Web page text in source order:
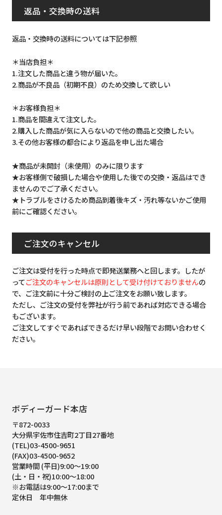
返品・交換時の送料
返品・交換時の送料については下記参照
＊当店負担＊
1.注文した商品と違う物が届いた。
2.商品が不良品（初期不良）のため交換して欲しい
＊お客様負担＊
1.商品を間違えて注文した。
2.購入した商品が気に入らないので他の商品と交換したい。
3.その他お客様の都合により返品を申し出た場合
★商品が未開封（未使用）のみに限ります
★お客様側で破損した場合や使用した後での交換・返品はでき
ませんのでご了承ください。
★トラブルをさけるため商品到着後キズ・汚れ等ないかご使用
前にご確認ください。
ご注文のキャンセル
ご注文は受付を行った時点で即発送業務へと回します。したが
ってご注文のキャンセルは原則として受け付けておりませんの
で、ご注文前に十分ご検討の上ご注文をお願い致します。
ただし、ご注文の受付を弊社が行う前であれば対応できる場合
もございます。
ご注文してすぐであればできるだけ早い段階でお問い合わせく
ださい。
ボディーガード本店
〒872-0033
大分県宇佐市住吉町2丁目27番地
(TEL)03-4500-9651
(FAX)03-4500-9652
営業時間 (平日)9:00～19:00
(土・日・祝)10:00～18:00
※お電話は9:00～17:00まで
定休日 年中無休